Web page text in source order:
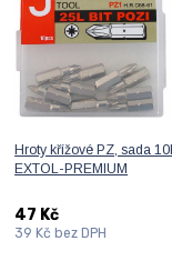
Hroty křížové PZ, sada
EXTOL-PREMIUM
47 Kč
39 Kčbez DPH